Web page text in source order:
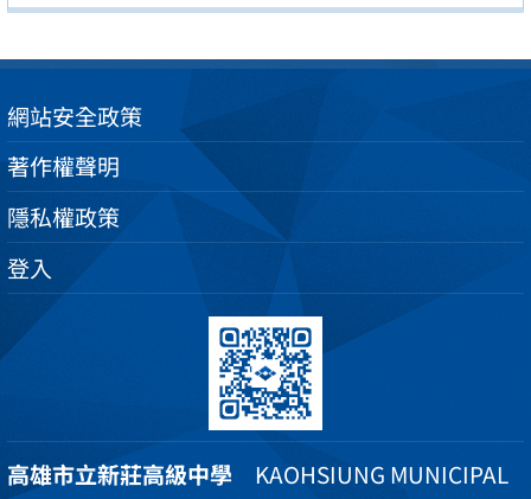
網站安全政策
著作權聲明
隱私權政策
登入
高雄市立新莊高級中學 KAOHSIUNG MUNICIPAL